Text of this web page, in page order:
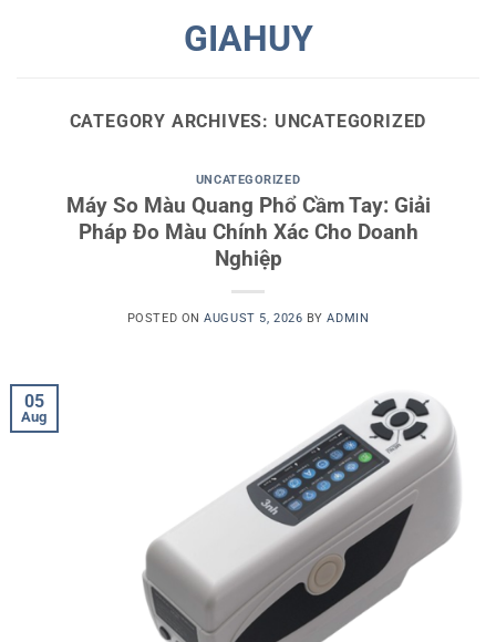
GIAHUY
CATEGORY ARCHIVES: UNCATEGORIZED
UNCATEGORIZED
Máy So Màu Quang Phổ Cầm Tay: Giải
Pháp Đo Màu Chính Xác Cho Doanh
Nghiệp
POSTED ONAUGUST 5, 2026 BYADMIN
05
Aug